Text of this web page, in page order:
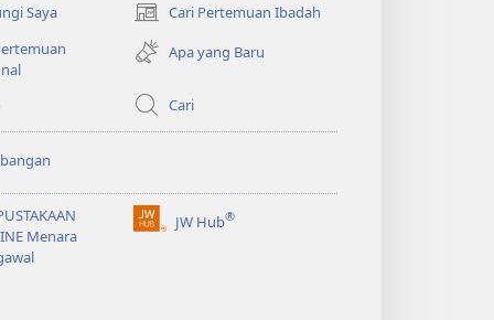
Saya Cari Pertemuan Ibadah
(terbuka
di
window
Apa yang Baru
Cari
Menara
JW Hub®
(terbuka